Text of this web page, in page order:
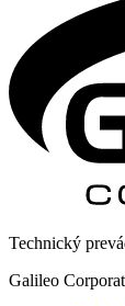
Technický
Galileo